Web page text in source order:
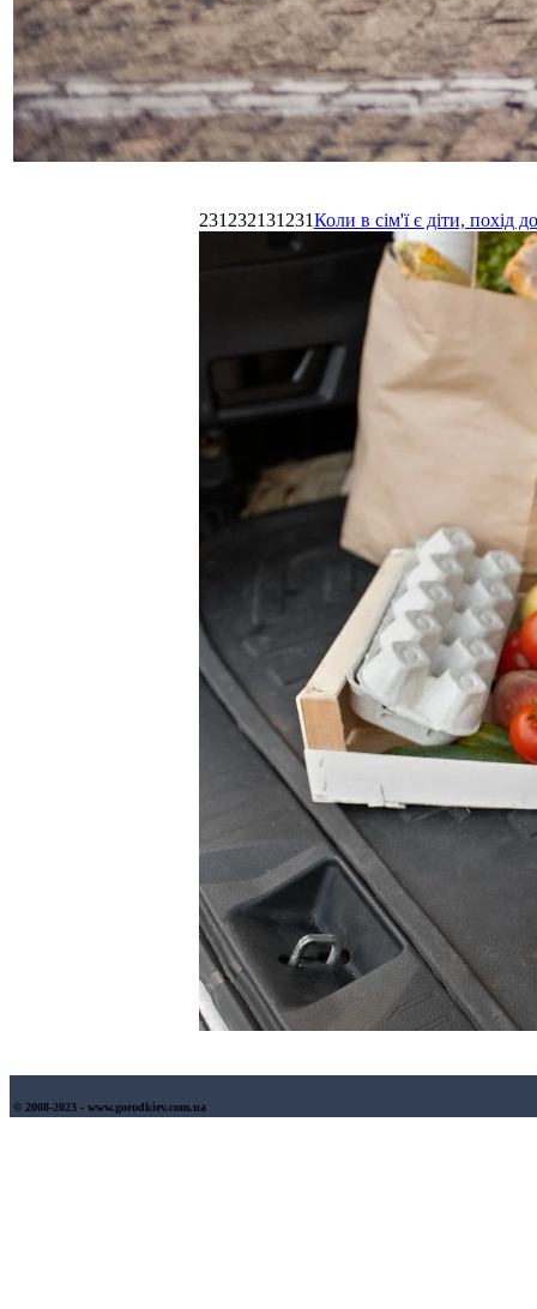
231232131231Коли в сім'ї є діти,
© 2008-2023 - www.gorodkiev.com.ua